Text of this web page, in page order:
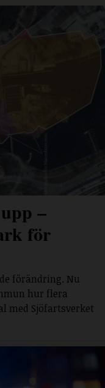
–
för
förändring. Nu
hur flera
med Sjöfartsverket